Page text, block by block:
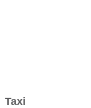
Taxi